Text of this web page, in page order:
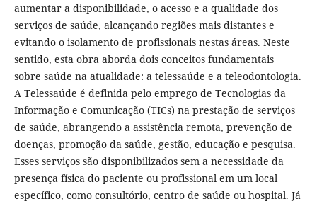
aumentar a disponibilidade, o acesso e a qualidade dos
serviços de saúde, alcançando regiões mais distantes e
evitando o isolamento de profissionais nestas áreas. Neste
sentido, esta obra aborda dois conceitos fundamentais
sobre saúde na atualidade: a telessaúde e a teleodontologia.
A Telessaúde é definida pelo emprego de Tecnologias da
Informação e Comunicação (TICs) na prestação de serviços
de saúde, abrangendo a assistência remota, prevenção de
doenças, promoção da saúde, gestão, educação e pesquisa.
Esses serviços são disponibilizados sem a necessidade da
presença física do paciente ou profissional em um local
específico, como consultório, centro de saúde ou hospital. Já